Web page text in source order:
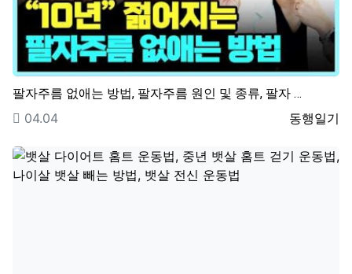
팔자주름 없애는 방법, 팔자주름 원인 및 종류, 팔자 …
등록자
동행일기
등록일
04.04